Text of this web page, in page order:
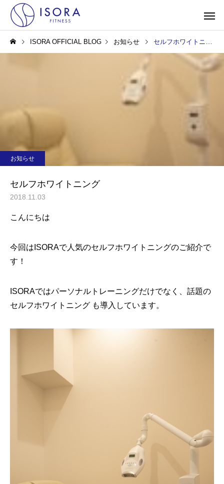
ISORA OFFICIAL BLOG お知らせ セルフホワイトニング
お知らせ
セルフホワイトニング
2018.11.03
こんにちは
今回はISORAで人気のセルフホワイトニングのご紹介で
す！
ISORAではパーソナルトレーニングだけでなく、話題の
セルフホワイトニング も導入しています。